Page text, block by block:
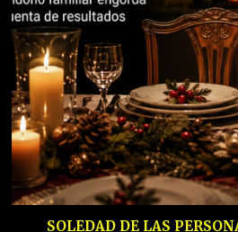
SOLEDAD DE LAS